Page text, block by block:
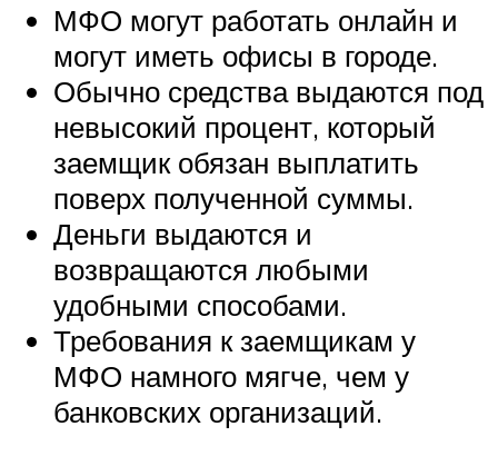
МФО могут работать онлайн и
могут иметь офисы в городе.
Обычно средства выдаются под
невысокий процент, который
заемщик обязан выплатить
поверх полученной суммы.
Деньги выдаются и
возвращаются любыми
удобными способами.
Требования к заемщикам у
МФО намного мягче, чем у
банковских организаций.